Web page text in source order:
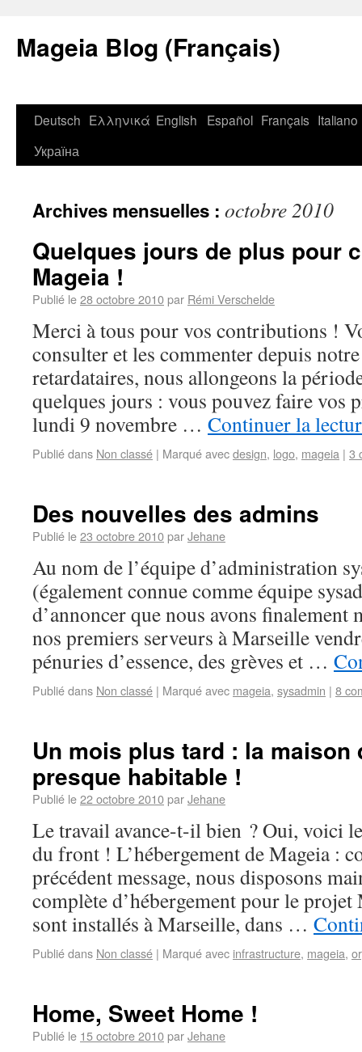
Mageia Blog (Français)
Deutsch Ελληνικά English Español Français Italiano
Україна
Archives mensuelles : octobre 2010
Quelques jours de plus pour
Mageia !
Publié le28 octobre 2010par Rémi Verschelde
Merci à tous pour vos contributions !
consulter et les commenter depuis
retardataires, nous allongeons la
quelques jours : vous pouvez faire vos
lundi 9 novembre … Continuer la
Publié dans Non classé | Marqué avecdesign, logo, mageia | 3
Des nouvelles des admins
Publié le23 octobre 2010parJehane
Au nom de l’équipe d’administration
(également connue comme équipe
d’annoncer que nous avons finalement
nos premiers serveurs à Marseille
pénuries d’essence, des grèves et …
Publié dans Non classé | Marqué avec mageia, sysadmin | 8
Un mois plus tard : la maison
presque habitable !
Publié le22 octobre 2010parJehane
Le travail avance-t-il bien ? Oui, voici
du front ! L’hébergement de Mageia :
précédent message, nous disposons
complète d’hébergement pour le projet
sont installés à Marseille, dans …
Publié dans Non classé | Marqué avec infrastructure, mageia,
Home, Sweet Home !
Publié le 15 octobre 2010parJehane